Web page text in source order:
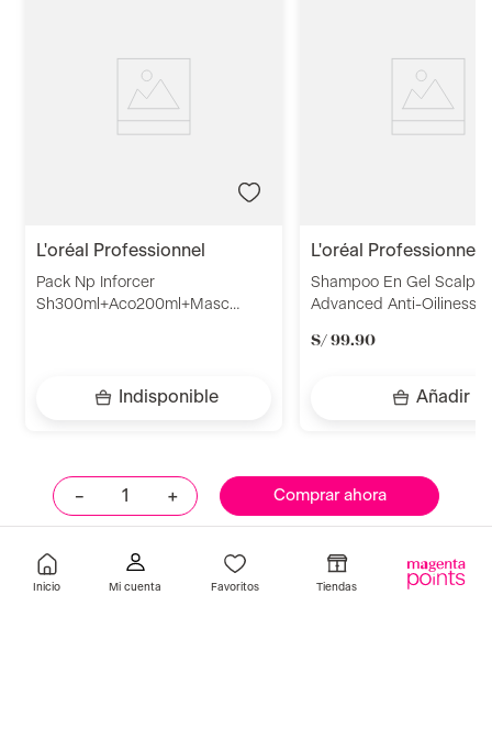
Inicio Favoritos Tiendas
＋
－ Comprar ahora
l'oréal professionnel
Pack Np Inforcer
Sh300ml+Aco200ml+Masc
Indisponible
l'oréal professionnel
Shampoo En Gel Scalp
Advanced Anti-Oiliness
S/ 99.90
Añadir
Llevalos juntos